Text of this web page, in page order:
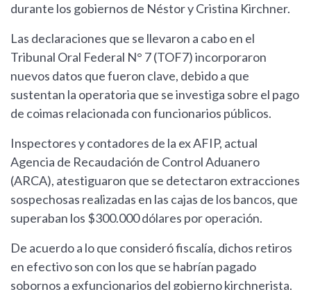
durante los gobiernos de Néstor y Cristina Kirchner.
Las declaraciones que se llevaron a cabo en el
Tribunal Oral Federal N° 7 (TOF7) incorporaron
nuevos datos que fueron clave, debido a que
sustentan la operatoria que se investiga sobre el pago
de coimas relacionada con funcionarios públicos.
Inspectores y contadores de la ex AFIP, actual
Agencia de Recaudación de Control Aduanero
(ARCA), atestiguaron que se detectaron extracciones
sospechosas realizadas en las cajas de los bancos, que
superaban los $300.000 dólares por operación.
De acuerdo a lo que consideró fiscalía, dichos retiros
en efectivo son con los que se habrían pagado
sobornos a exfuncionarios del gobierno kirchnerista.